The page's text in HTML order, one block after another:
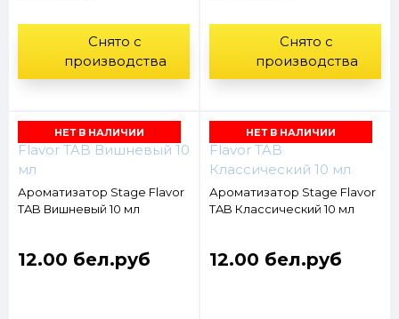
Снято с
производства
Снято с
производства
НЕТ В НАЛИЧИИ
Ароматизатор Stage Flavor
TAB Вишневый 10 мл
12.00 бел.руб
НЕТ В НАЛИЧИИ
Ароматизатор Stage Flavor
TAB Классический 10 мл
12.00 бел.руб